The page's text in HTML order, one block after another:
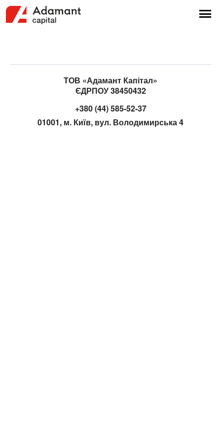
ТОВ «Адамант Капітал»
ЄДРПОУ 38450432
+380 (44) 585-52-37
01001, м. Київ, вул. Володимирська 4